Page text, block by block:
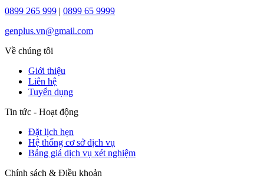
0899 265 999 | 0899 65 9999
genplus.vn@gmail.com
Về chúng tôi
Giới thiệu
Liên hệ
Tuyển dụng
Tin tức - Hoạt động
Đặt lịch hẹn
Hệ thống cơ sở dịch vụ
Bảng giá dịch vụ xét nghiệm
Chính sách & Điều khoản